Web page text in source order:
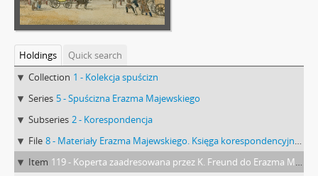
Holdings
Quick search
Collection 1 - Kolekcja spuścizn
Series 5 - Spuścizna Erazma Majewskiego
Subseries 2 - Korespondencja
File 8 - Materiały Erazma Majewskiego. Księga korespondencyjna E-H
Item 119 - Koperta zaadresowana przez K. Freund do Erazma Majewskiego (rękopis znaczki stemple pieczęć)